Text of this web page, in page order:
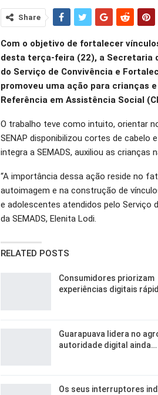
Share
Com o objetivo de fortalecer
desta terça-feira (22), a Secretaria
do Serviço de Convivência e
promoveu uma ação para crianças
Referência em Assistência Social
O trabalho teve como intuito, orientar
SENAP disponibilizou cortes de cabelo
integra a SEMADS, auxiliou as
“A importância dessa ação reside no
autoimagem e na construção de
e adolescentes atendidos pelo Serviço
da SEMADS, Elenita Lodi.
RELATED POSTS
Consumidores priorizam
experiências digitais
Guarapuava lidera no
autoridade digital ainda…
Os seus interruptores